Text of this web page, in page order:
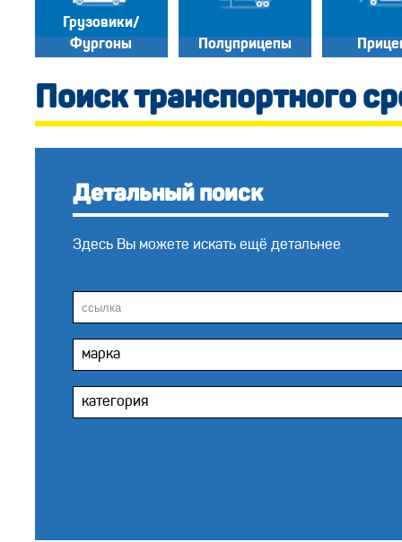
Грузовики/
Фургоны
Полуприцепы
Поиск транспортного
Детальный поиск
Здесь Вы можете искать ещё детальнее